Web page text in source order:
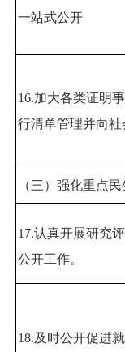
一站式公开
16.加大各类证明
行清单管理并向社
（三）强化重点
17.认真开展研究
公开工作。
18.及时公开促进